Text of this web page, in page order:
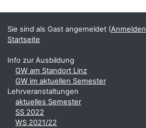
Ergänzungsblöcke
Sie sind als Gast angemeldet (Anmelden
Startseite
Info zur Ausbildung
GW am Standort Linz
GW im aktuellen Semester
Lehrveranstaltungen
aktuelles Semester
SS 2022
WS 2021/22